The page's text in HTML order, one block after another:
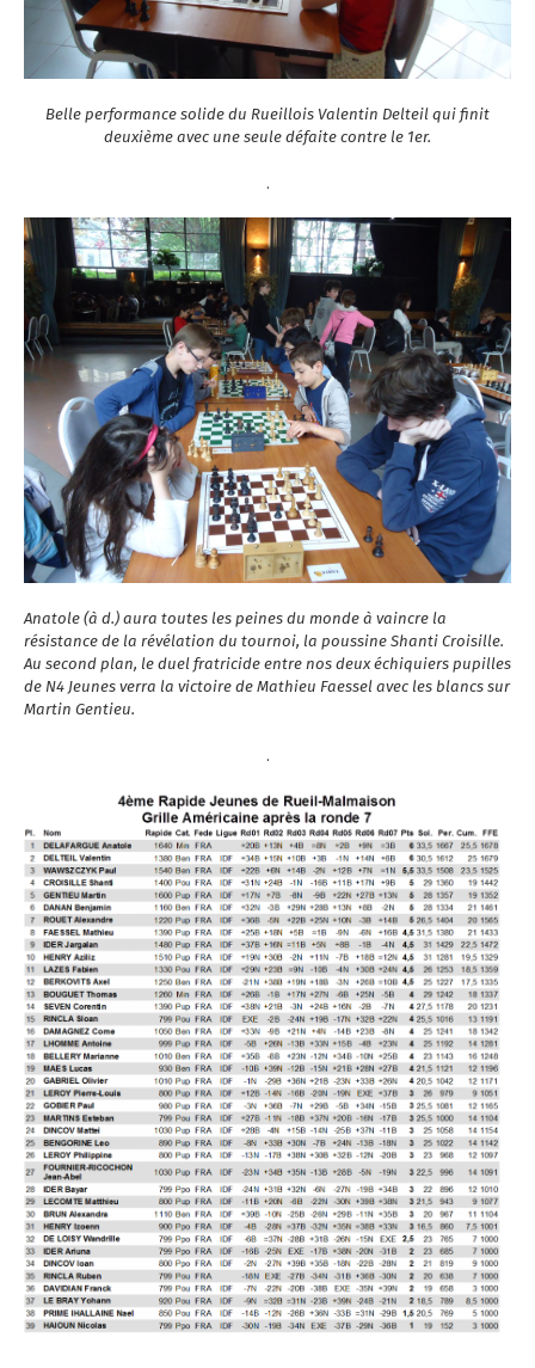
Belle performance solide du Rueillois Valentin Delteil qui finit
deuxième avec une seule défaite contre le 1er.
.
Anatole (à d.) aura toutes les peines du monde à vaincre la
résistance de la révélation du tournoi, la poussine Shanti Croisille.
Au second plan, le duel fratricide entre nos deux échiquiers pupilles
de N4 Jeunes verra la victoire de Mathieu Faessel avec les blancs sur
Martin Gentieu.
.